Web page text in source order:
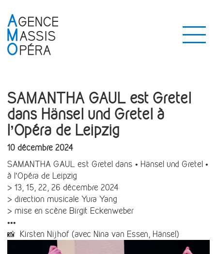
SAMANTHA GAUL est Gretel
dans Hänsel und Gretel à
l’Opéra de Leipzig
10 décembre 2024
SAMANTHA GAUL est Gretel dans • Hänsel und Gretel •
à l’Opéra de Leipzig
> 13, 15, 22, 26 décembre 2024
> direction musicale Yura Yang
> mise en scène Birgit Eckenweber
•••
📸 Kirsten Nijhof (avec Nina van Essen, Hänsel)